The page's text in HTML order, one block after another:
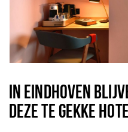
IN EINDHOVEN
DEZE TE GEKKE